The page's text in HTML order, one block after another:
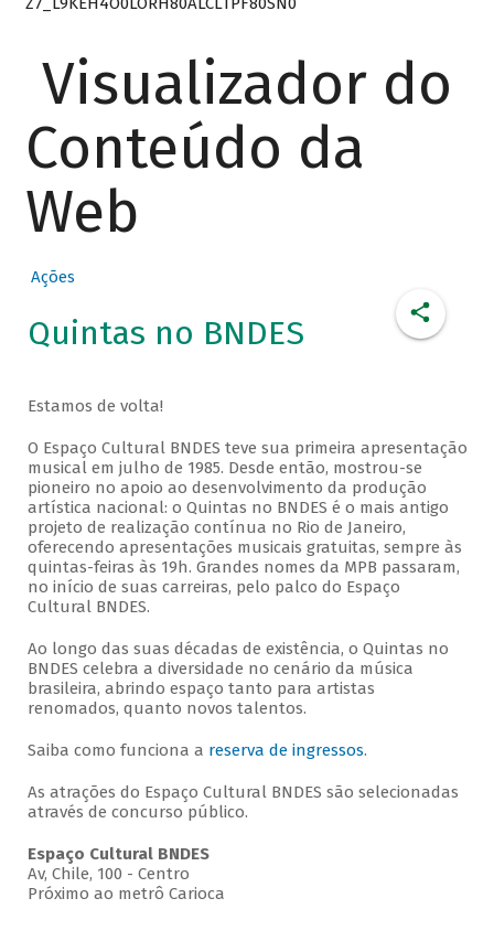
Visualizador do
Conteúdo da
Web
Ações
Quintas no BNDES
Estamos de volta!
O Espaço Cultural BNDES teve sua primeira apresentação
musical em julho de 1985. Desde então, mostrou-se
pioneiro no apoio ao desenvolvimento da produção
artística nacional: o Quintas no BNDES é o mais antigo
projeto de realização contínua no Rio de Janeiro,
oferecendo apresentações musicais gratuitas, sempre às
quintas-feiras às 19h. Grandes nomes da MPB passaram,
no início de suas carreiras, pelo palco do Espaço
Cultural BNDES.
Ao longo das suas décadas de existência, o Quintas no
BNDES celebra a diversidade no cenário da música
brasileira, abrindo espaço tanto para artistas
renomados, quanto novos talentos.
Saiba como funciona a reserva de ingressos.
As atrações do Espaço Cultural BNDES são selecionadas
através de concurso público.
Espaço Cultural BNDES
Av, Chile, 100 - Centro
Próximo ao metrô Carioca